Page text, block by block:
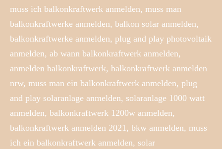
muss ich balkonkraftwerk anmelden, muss man
balkonkraftwerke anmelden, balkon solar anmelden,
balkonkraftwerke anmelden, plug and play photovoltaik
anmelden, ab wann balkonkraftwerk anmelden,
anmelden balkonkraftwerk, balkonkraftwerk anmelden
nrw, muss man ein balkonkraftwerk anmelden, plug
and play solaranlage anmelden, solaranlage 1000 watt
anmelden, balkonkraftwerk 1200w anmelden,
balkonkraftwerk anmelden 2021, bkw anmelden, muss
ich ein balkonkraftwerk anmelden, solar